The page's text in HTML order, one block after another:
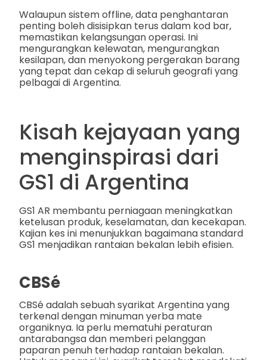
Walaupun sistem offline, data penghantaran
penting boleh disisipkan terus dalam kod bar,
memastikan kelangsungan operasi. Ini
mengurangkan kelewatan, mengurangkan
kesilapan, dan menyokong pergerakan barang
yang tepat dan cekap di seluruh geografi yang
pelbagai di Argentina.
Kisah kejayaan yang
menginspirasi dari
GS1 di Argentina
GS1 AR membantu perniagaan meningkatkan
ketelusan produk, keselamatan, dan kecekapan.
Kajian kes ini menunjukkan bagaimana standard
GS1 menjadikan rantaian bekalan lebih efisien.
CBSé
CBSé adalah sebuah syarikat Argentina yang
terkenal dengan minuman yerba mate
organiknya. Ia perlu mematuhi peraturan
antarabangsa dan memberi pelanggan
paparan penuh terhadap rantaian bekalan.